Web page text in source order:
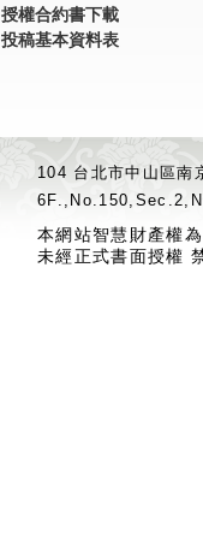
授權合約書下載
投稿基本資料表
104 台北市中山區
本網站智慧財產權
未經正式書面授權